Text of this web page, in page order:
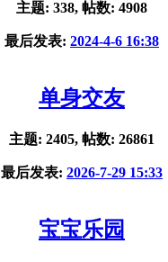
主题: 338, 帖数: 4908
最后发表: 2024-4-6 16:38
单身交友
主题: 2405, 帖数: 26861
最后发表: 2026-7-29 15:33
宝宝乐园